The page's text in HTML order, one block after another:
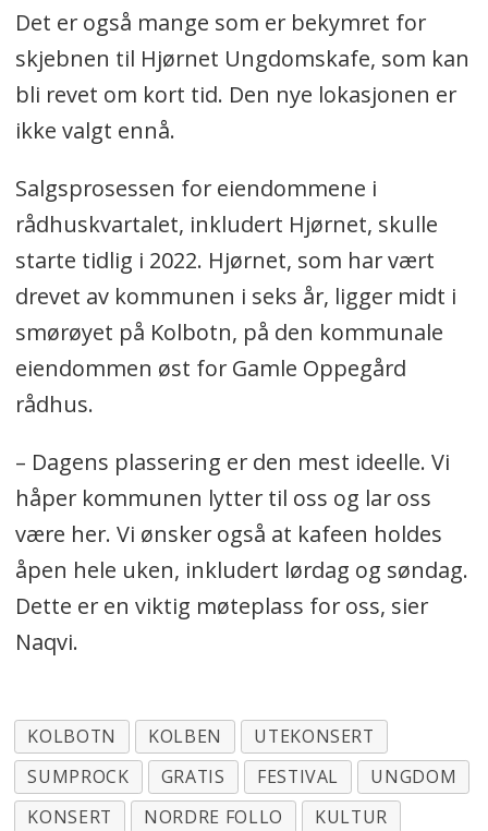
Det er også mange som er bekymret for
skjebnen til Hjørnet Ungdomskafe, som kan
bli revet om kort tid. Den nye lokasjonen er
ikke valgt ennå.
Salgsprosessen for eiendommene i
rådhuskvartalet, inkludert Hjørnet, skulle
starte tidlig i 2022. Hjørnet, som har vært
drevet av kommunen i seks år, ligger midt i
smørøyet på Kolbotn, på den kommunale
eiendommen øst for Gamle Oppegård
rådhus.
– Dagens plassering er den mest ideelle. Vi
håper kommunen lytter til oss og lar oss
være her. Vi ønsker også at kafeen holdes
åpen hele uken, inkludert lørdag og søndag.
Dette er en viktig møteplass for oss, sier
Naqvi.
KOLBOTN KOLBEN
UTEKONSERT
SUMPROCK
GRATIS FESTIVAL
UNGDOM
KONSERT
NORDRE FOLLO KULTUR